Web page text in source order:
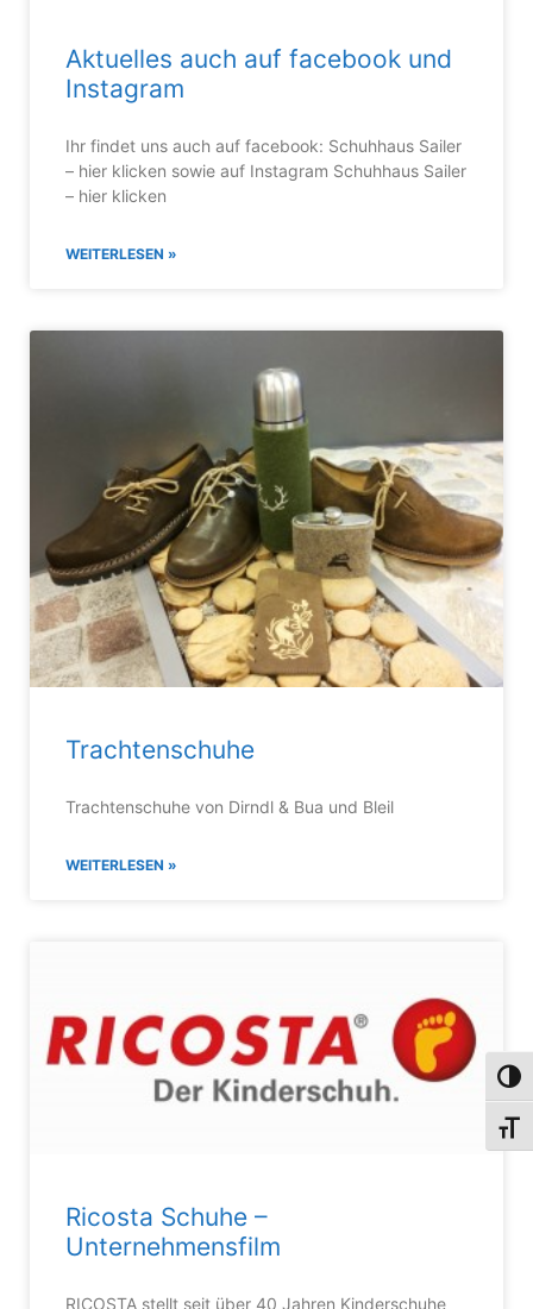
Aktuelles auch auf facebook und
Instagram
Ihr findet uns auch auf facebook: Schuhhaus Sailer
– hier klicken sowie auf Instagram Schuhhaus Sailer
– hier klicken
WEITERLESEN »
Trachtenschuhe
Trachtenschuhe von Dirndl & Bua und Bleil
WEITERLESEN »
Ricosta Schuhe –
Unternehmensfilm
RICOSTA stellt seit über 40 Jahren Kinderschuhe